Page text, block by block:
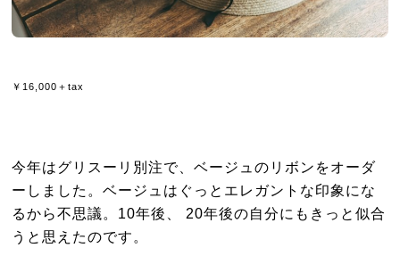
￥16,000＋tax
今年はグリスーリ別注で、ベージュのリボンをオーダ
ーしました。ベージュはぐっとエレガントな印象にな
るから不思議。10年後、 20年後の自分にもきっと似合
うと思えたのです。